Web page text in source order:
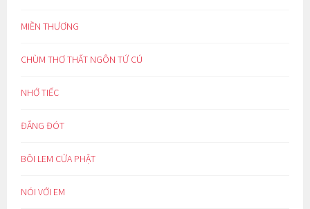
MIỀN THƯƠNG
CHÙM THƠ THẤT NGÔN TỨ CÚ
NHỚ TIẾC
ĐẮNG ĐÓT
BÔI LEM CỬA PHẬT
NÓI VỚI EM